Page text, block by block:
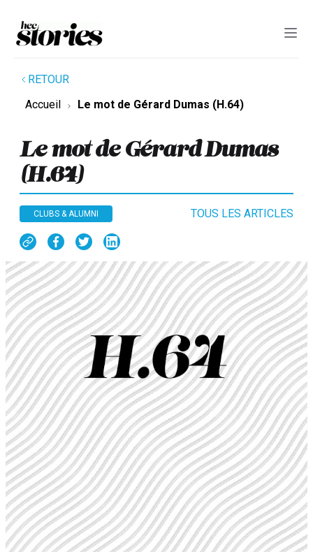
RETOUR
Accueil
Le mot de Gérard Dumas (H.64)
Le mot de Gérard Dumas
(H.64)
CLUBS & ALUMNI TOUS LES ARTICLES